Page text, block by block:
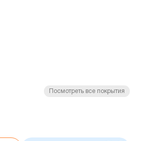
Посмотреть все покрытия